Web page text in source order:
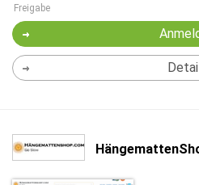
Freigabe